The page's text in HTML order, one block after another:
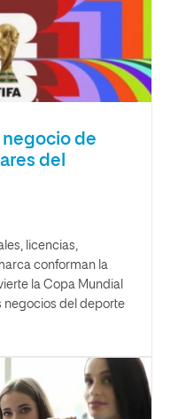
de
del
licencias,
conforman la
la Copa Mundial
negocios del deporte